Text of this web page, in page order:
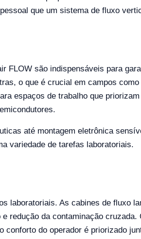
que um sistema de fluxo
FLOW são indispensáveis para
o que é crucial em campos como
espaços de trabalho que
até montagem eletrônica
variedade de tarefas laboratoriais.
laboratoriais. As cabines de fluxo
redução da contaminação cruzada.
do operador é priorizado